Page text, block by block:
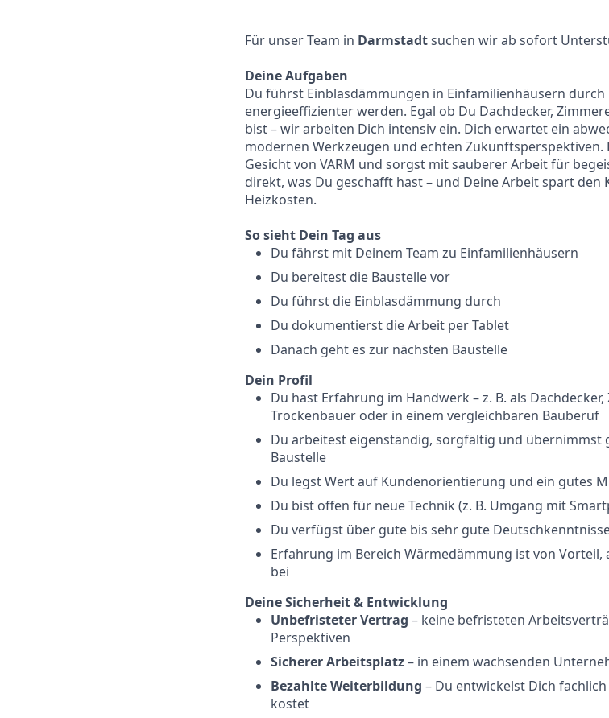
Für unser Team in Darmstadtsuchen wir ab sofort
Deine Aufgaben
Du führst Einblasdämmungen in Einfamilienhäusern
energieeffizienter werden. Egal ob Du Dachdecker,
bist – wir arbeiten Dich intensiv ein. Dich erwartet ein
modernen Werkzeugen und echten Zukunftsperspektiven.
Gesicht von VARM und sorgst mit sauberer Arbeit für
direkt, was Du geschafft hast – und Deine Arbeit spart den
Heizkosten.
So sieht Dein Tag aus
Du fährst mit Deinem Team zu Einfamilienhäusern
Du bereitest die Baustelle vor
Du führst die Einblasdämmung durch
Du dokumentierst die Arbeit per Tablet
Danach geht es zur nächsten Baustelle
Dein Profil
Du hast Erfahrung im Handwerk – z. B. als Dachdecker,
Trockenbauer oder in einem vergleichbaren Bauberuf
Du arbeitest eigenständig, sorgfältig und
Baustelle
Du legst Wert auf Kundenorientierung und ein gutes
Du bist offen für neue Technik (z. B. Umgang mit
Du verfügst über gute bis sehr gute
Erfahrung im Bereich Wärmedämmung ist von
bei
Deine Sicherheit & Entwicklung
Unbefristeter Vertrag – keine befristeten
Perspektiven
Sicherer Arbeitsplatz– in einem wachsenden
Bezahlte Weiterbildung – Du entwickelst Dich
kostet